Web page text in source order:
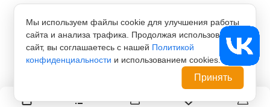
Мы используем файлы cookie для улучшения работы
сайта и анализа трафика. Продолжая использовать
сайт, вы соглашаетесь с нашей Политикой
конфиденциальности и использованием cookies.
Принять